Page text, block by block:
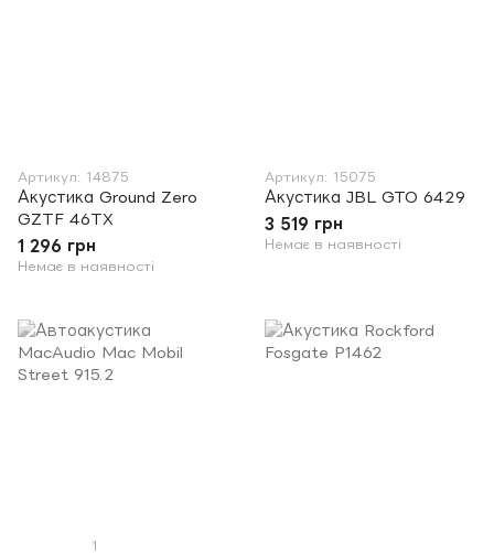
Артикул: 14875
Акустика Ground Zero
GZTF 46TX
1 296 грн
Немає в наявності
Артикул: 15075
Акустика JBL GTO 6429
3 519 грн
Немає в наявності
1